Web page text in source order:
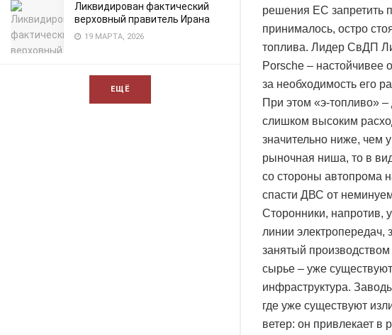
Ликвидирован фактический
верховный правитель Ирана
19 МАРТА, 2026
ЕЩЁ
решения ЕС запретить
принималось, остро
топлива. Лидер СвДП
Porsche – настойчивее
за необходимость его
При этом «э-топливо» –
слишком высоким
значительно ниже, чем
рыночная ниша, то в
со стороны автопрома
спасти ДВС от
Сторонники, напротив,
линии электропередач,
занятый
сырье – уже
инфраструктура.
где уже существуют
ветер: он привлекает в